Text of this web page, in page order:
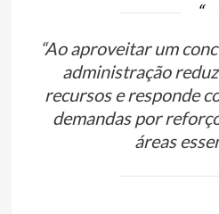
“Ao aproveitar um
administração
recursos e responde
demandas por
áreas